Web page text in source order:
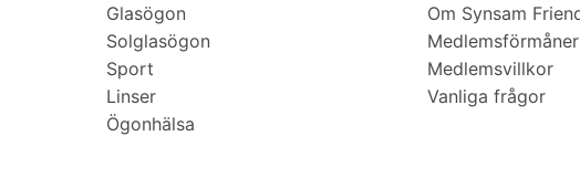
Glasögon
Solglasögon
Sport
Linser
Ögonhälsa
Om Synsam
Medlemsförmåner
Medlemsvillkor
Vanliga frågor